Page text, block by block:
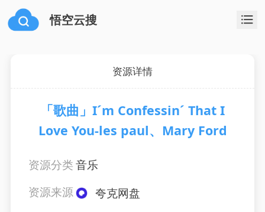
悟空云搜
资源详情
「歌曲」I´m Confessin´ That I
Love You-les paul、Mary Ford
资源分类音乐
资源来源
夸克网盘